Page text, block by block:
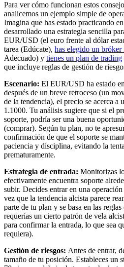
Para ver cómo funcionan estos
analicemos un ejemplo simple de
Imagina que has estado practicando
desarrollado una estrategia sencilla
EUR/USD (el euro frente al dólar
tarea (Edúcate), has elegido un bróker
Adecuado) y tienes un plan de trading
que incluye reglas de gestión de
Escenario: El EUR/USD ha estado
después de un breve retroceso (un
de la tendencia), el precio se acerca a
1.1000. Tu análisis sugiere que si el
soporte, podría ser una buena
(comprar). Según tu plan, no te
confirmación de que el soporte se
paciencia y disciplina, evitando la
prematuramente.
Estrategia de entrada: Monitorizas
efectivamente encuentra soporte
subir. Decides entrar en una
vez que la tendencia alcista parece
parte de tu plan y se basa en las
requerías un cierto patrón de vela
para confirmar la entrada, lo que sea
requiera).
Gestión de riesgos: Antes de entrar,
tamaño de tu posición. Estableces un